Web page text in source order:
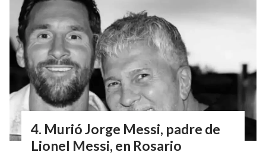
Murió Jorge Messi, padre de
Lionel Messi, en Rosario